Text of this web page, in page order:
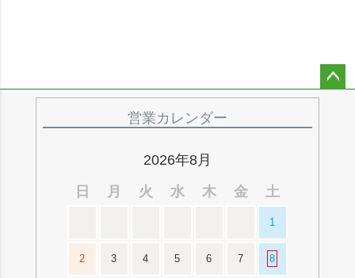
営業カレンダー
2026年8月
日
月 火 水 木 金 土
1
2 3 4 5 6 7 8